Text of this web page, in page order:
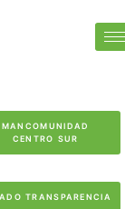
MANCOMUNIDAD
CENTRO SUR
TRANSPARENCIA